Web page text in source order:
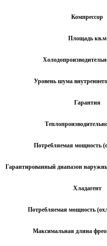
Компрессор
Площадь кв.м
Уровень шума
Гарантия
Потребляемая мощность
Гарантированный диапазон
Хладагент
Потребляемая мощность
Максимальная длина